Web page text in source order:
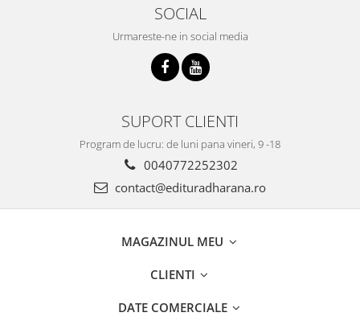
SOCIAL
Urmareste-ne in social media
SUPORT CLIENTI
Program de lucru: de luni pana vineri, 9 -18
0040772252302
contact@edituradharana.ro
MAGAZINUL MEU
CLIENTI
DATE COMERCIALE